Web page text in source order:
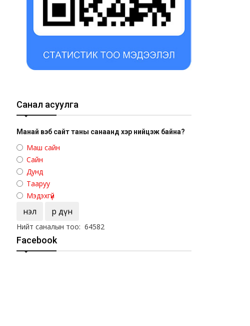
Санал асуулга
Манай вэб сайт таны санаанд хэр нийцэж байна?
Маш сайн
Сайн
Дунд
Тааруу
Мэдэхгүй
Үнэл Үр дүн
Нийт саналын тоо: 64582
Facebook